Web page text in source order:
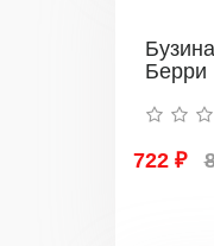
Берри
722 ₽